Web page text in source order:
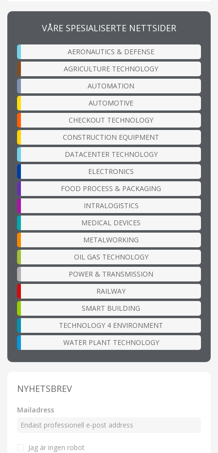
VÅRE SPESIALISERTE NETTSIDER
AERONAUTICS & DEFENSE
AGRICULTURE TECHNOLOGY
AUTOMATION
AUTOMOTIVE
CHECKOUT TECHNOLOGY
CONSTRUCTION EQUIPMENT
DATACENTER TECHNOLOGY
ELECTRONICS
FOOD PROCESS & PACKAGING
INTRALOGISTICS
MEDICAL DEVICES
METALWORKING
OIL GAS TECHNOLOGY
POWER & TRANSMISSION
RAILWAY
SMART BUILDING
TECHNOLOGY 4 ENVIRONMENT
WATER PLANT TECHNOLOGY
NYHETSBREV
Mailadress
Jag är ingen robot